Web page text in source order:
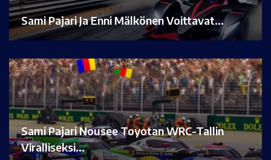
Sami Pajari Ja Enni Mälkönen Voittavat…
Sami Pajari Nousee Toyotan WRC-Tallin
Viralliseksi…